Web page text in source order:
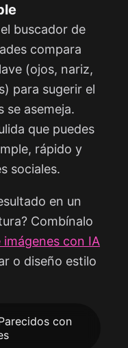
buscador de
compara
(ojos, nariz,
para sugerir el
se asemeja.
que puedes
rápido y
sociales.
en un
Combínalo
con IA
o diseño estilo
con